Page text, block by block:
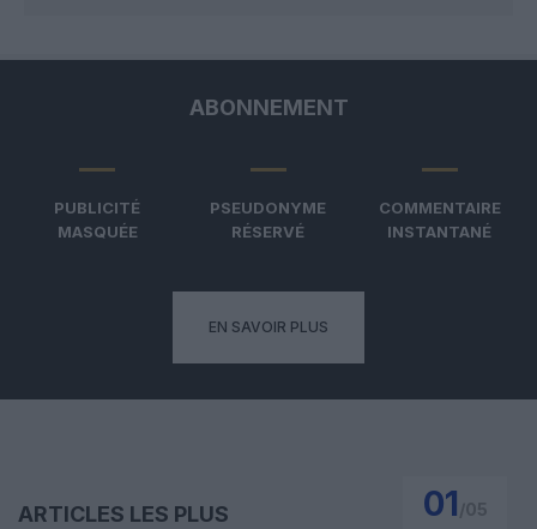
ABONNEMENT
PUBLICITÉ
MASQUÉE
PSEUDONYME
RÉSERVÉ
COMMENTAIRE
INSTANTANÉ
EN SAVOIR PLUS
ARTICLES LES PLUS
01